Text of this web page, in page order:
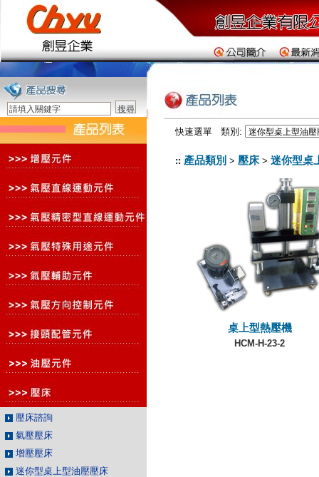
壓床諮詢
氣壓壓床
增壓壓床
迷你型桌上型油壓壓床
快速選單 類別:
:: 產品類別 > 壓床 > 迷你型桌
桌上型熱壓機
HCM-H-23-2